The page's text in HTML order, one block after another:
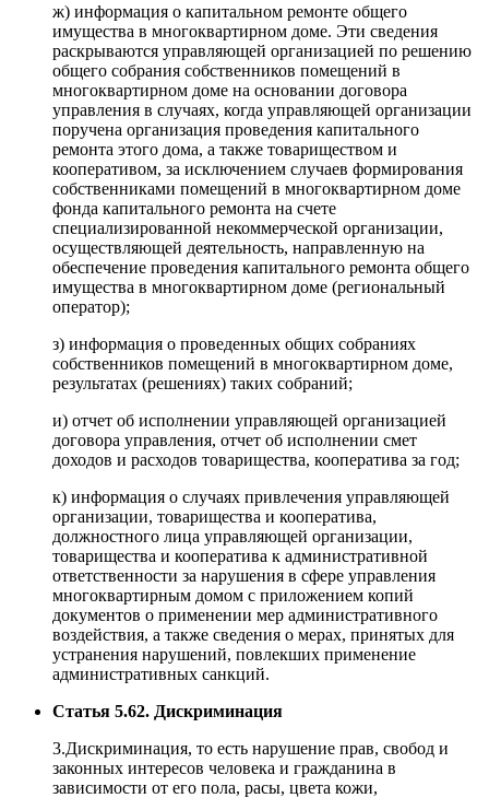
ж) информация о капитальном ремонте общего
имущества в многоквартирном доме. Эти сведения
раскрываются управляющей организацией по решению
общего собрания собственников помещений в
многоквартирном доме на основании договора
управления в случаях, когда управляющей организации
поручена организация проведения капитального
ремонта этого дома, а также товариществом и
кооперативом, за исключением случаев формирования
собственниками помещений в многоквартирном доме
фонда капитального ремонта на счете
специализированной некоммерческой организации,
осуществляющей деятельность, направленную на
обеспечение проведения капитального ремонта общего
имущества в многоквартирном доме (региональный
оператор);
з) информация о проведенных общих собраниях
собственников помещений в многоквартирном доме,
результатах (решениях) таких собраний;
и) отчет об исполнении управляющей организацией
договора управления, отчет об исполнении смет
доходов и расходов товарищества, кооператива за год;
к) информация о случаях привлечения управляющей
организации, товарищества и кооператива,
должностного лица управляющей организации,
товарищества и кооператива к административной
ответственности за нарушения в сфере управления
многоквартирным домом с приложением копий
документов о применении мер административного
воздействия, а также сведения о мерах, принятых для
устранения нарушений, повлекших применение
административных санкций.
Статья 5.62. Дискриминация
3.Дискриминация, то есть нарушение прав, свобод и
законных интересов человека и гражданина в
зависимости от его пола, расы, цвета кожи,